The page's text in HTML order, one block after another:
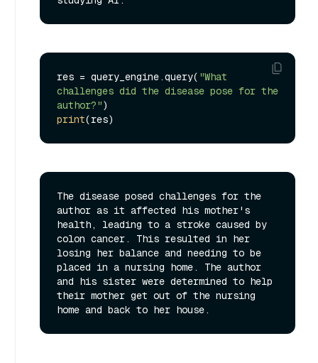
res = query_engine.query( "What
challenges did the disease pose for the
author?"
print
The disease posed challenges for the
author as it affected his mother's
health, leading to a stroke caused by
colon cancer. This resulted in her
losing her balance and needing to be
placed in a nursing home. The author
and his sister were determined to help
their mother get out of the nursing